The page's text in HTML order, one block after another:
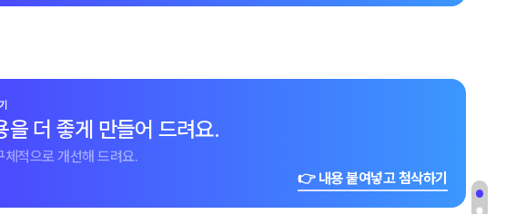
을 더 좋게 만들어 드려요.
체적으로 개선해 드려요.
👉 내용 붙여넣고 첨삭하기